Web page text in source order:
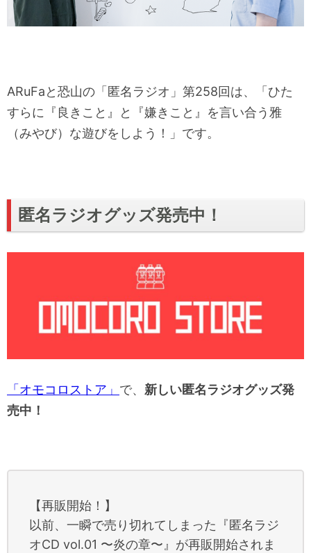
ARuFaと恐山の「匿名ラジオ」第258回は、「ひた
すらに『良きこと』と『嫌きこと』を言い合う雅
（みやび）な遊びをしよう！」です。
匿名ラジオグッズ発売中！
「オモコロストア」 で、 新しい匿名ラジオグッズ発
売中！
【再販開始！】
以前、一瞬で売り切れてしまった『匿名ラジ
オCD vol.01 〜炎の章〜』が再販開始されま